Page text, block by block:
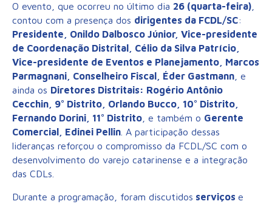
O evento, que ocorreu no último dia 26 (quarta-feira)
contou com a presença dos dirigentes da FCDL/SC:
Presidente, Onildo Dalbosco Júnior, Vice-presidente
de Coordenação Distrital, Célio da Silva Patrício,
Vice-presidente de Eventos e Planejamento, Marcos
Parmagnani, Conselheiro Fiscal, Éder Gastmann , e
ainda os Diretores Distritais: Rogério Antônio
Cecchin, 9° Distrito, Orlando Bucco, 10° Distrito,
Fernando Dorini, 11° Distrito , e também o Gerente
Comercial, Edinei Pellin . A participação dessas
lideranças reforçou o compromisso da FCDL/SC com o
desenvolvimento do varejo catarinense e a integração
das CDLs.
Durante a programação, foram discutidos serviços e